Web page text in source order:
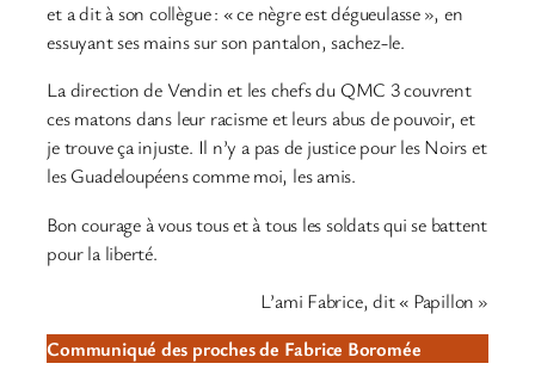
et a dit à son collègue : « ce nègre est dégueulasse », en
essuyant ses mains sur son pantalon, sachez-le.
La direction de Vendin et les chefs du QMC 3 couvrent
ces matons dans leur racisme et leurs abus de pouvoir, et
je trouve ça injuste. Il n’y a pas de justice pour les Noirs et
les Guadeloupéens comme moi, les amis.
Bon courage à vous tous et à tous les soldats qui se battent
pour la liberté.
L’ami Fabrice, dit « Papillon »
Communiqué des proches de Fabrice Boromée